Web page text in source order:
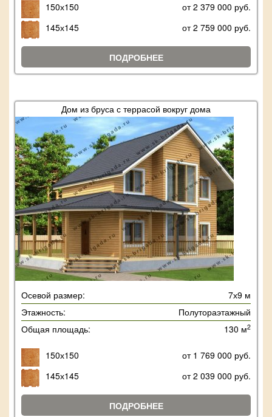
150х150
от 2 379 000 руб.
145х145
от 2 759 000 руб.
ПОДРОБНЕЕ
Дом из бруса с террасой вокруг дома
Осевой размер:
7х9 м
Этажность:
Полутораэтажный
Общая площадь:
130 м2
150х150
от 1 769 000 руб.
145х145
от 2 039 000 руб.
ПОДРОБНЕЕ